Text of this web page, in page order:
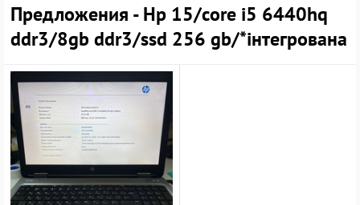
Предложения - Hp 15/core i5 6440hq
ddr3/8gb ddr3/ssd 256 gb/*інтегрована